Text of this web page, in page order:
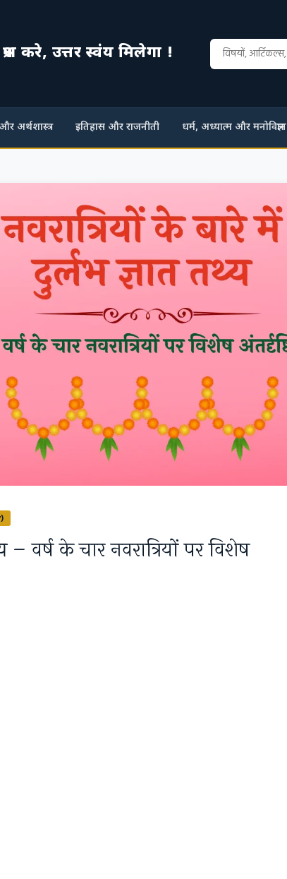
करे, उत्तर स्वंय मिलेगा !
अर्थशास्त्र इतिहास और राजनीती धर्म, अध्यात्म और मनोविज्ञान
– वर्ष के चार नवरात्रियों पर विशेष